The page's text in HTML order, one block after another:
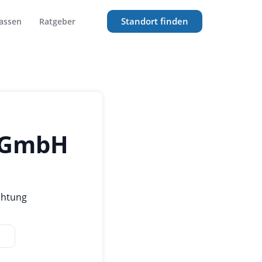
Ratgeber Standort finden